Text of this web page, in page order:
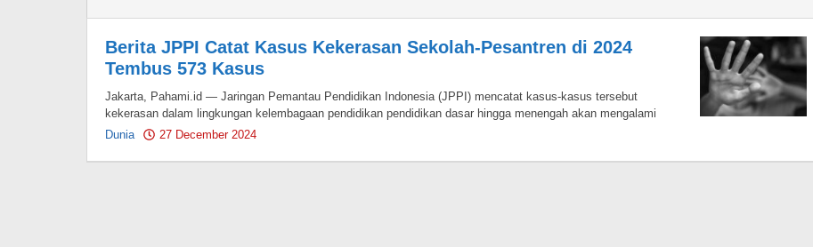
Berita JPPI Catat Kasus Kekerasan Sekolah-Pesantren di 2024
Tembus 573 Kasus
Jakarta, Pahami.id — Jaringan Pemantau Pendidikan Indonesia (JPPI) mencatat kasus-kasus tersebut
kekerasan dalam lingkungan kelembagaan pendidikan pendidikan dasar hingga menengah akan mengalami
Dunia
27 December 2024